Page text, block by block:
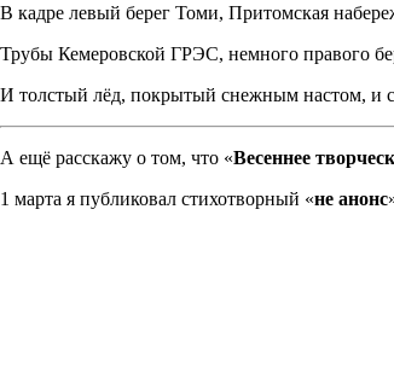
В кадре левый берег Томи, Притомская
Трубы Кемеровской ГРЭС, немного правого
И толстый лёд, покрытый снежным настом, и
А ещё расскажу о том, что «Весеннее
1 марта я публиковал стихотворный «не анонс